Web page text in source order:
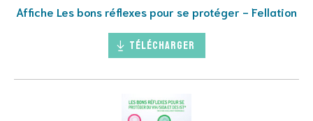
Affiche Les bons réflexes pour se protéger - Fellation
Télécharger